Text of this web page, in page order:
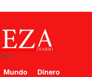
Mundo
Dinero